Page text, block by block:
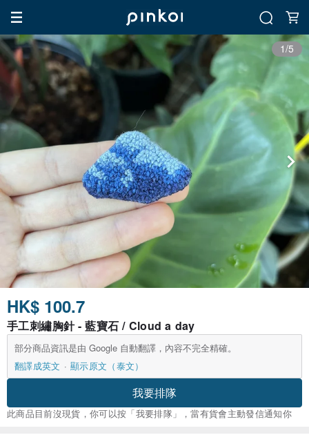
1/5
HK$ 100.7
手工刺繡胸針 - 藍寶石 / Cloud a day
部分商品資訊是由 Google 自動翻譯，內容不完全精確。
翻譯成英文
顯示原文（泰文）
我要排隊
此商品目前沒現貨，你可以按「我要排隊」，當有貨會主動發信通知你